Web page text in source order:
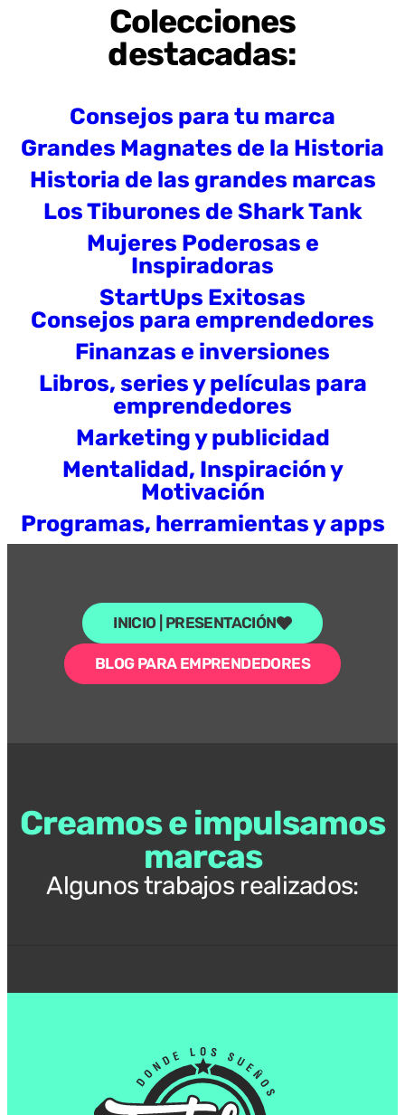
Colecciones
destacadas:
Consejos para tu marca
Grandes Magnates de la Historia
Historia de las grandes marcas
Los Tiburones de Shark Tank
Mujeres Poderosas e
Inspiradoras
StartUps Exitosas
Consejos para emprendedores
Finanzas e inversiones
Libros, series y películas para
emprendedores
Marketing y publicidad
Mentalidad, Inspiración y
Motivación
Programas, herramientas y apps
INICIO | PRESENTACIÓN
BLOG PARA EMPRENDEDORES
Creamos e impulsamos
marcas
Algunos trabajos realizados: